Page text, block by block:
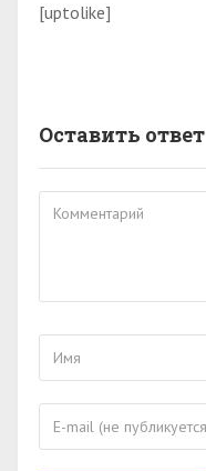
[uptolike]
Оставить ответ